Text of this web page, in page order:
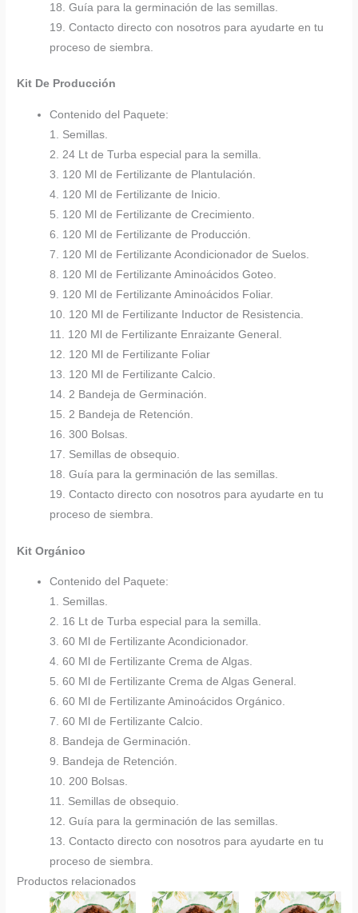
18. Guía para la germinación de las semillas.
19. Contacto directo con nosotros para ayudarte en tu
proceso de siembra.
Kit De Producción
Contenido del Paquete:
1. Semillas.
2. 24 Lt de Turba especial para la semilla.
3. 120 Ml de Fertilizante de Plantulación.
4. 120 Ml de Fertilizante de Inicio.
5. 120 Ml de Fertilizante de Crecimiento.
6. 120 Ml de Fertilizante de Producción.
7. 120 Ml de Fertilizante Acondicionador de Suelos.
8. 120 Ml de Fertilizante Aminoácidos Goteo.
9. 120 Ml de Fertilizante Aminoácidos Foliar.
10. 120 Ml de Fertilizante Inductor de Resistencia.
11. 120 Ml de Fertilizante Enraizante General.
12. 120 Ml de Fertilizante Foliar
13. 120 Ml de Fertilizante Calcio.
14. 2 Bandeja de Germinación.
15. 2 Bandeja de Retención.
16. 300 Bolsas.
17. Semillas de obsequio.
18. Guía para la germinación de las semillas.
19. Contacto directo con nosotros para ayudarte en tu
proceso de siembra.
Kit Orgánico
Contenido del Paquete:
1. Semillas.
2. 16 Lt de Turba especial para la semilla.
3. 60 Ml de Fertilizante Acondicionador.
4. 60 Ml de Fertilizante Crema de Algas.
5. 60 Ml de Fertilizante Crema de Algas General.
6. 60 Ml de Fertilizante Aminoácidos Orgánico.
7. 60 Ml de Fertilizante Calcio.
8. Bandeja de Germinación.
9. Bandeja de Retención.
10. 200 Bolsas.
11. Semillas de obsequio.
12. Guía para la germinación de las semillas.
13. Contacto directo con nosotros para ayudarte en tu
proceso de siembra.
Productos relacionados